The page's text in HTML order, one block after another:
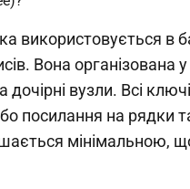
використовується в
Вона організована
вузли. Всі
посилання на рядки
мінімальною,